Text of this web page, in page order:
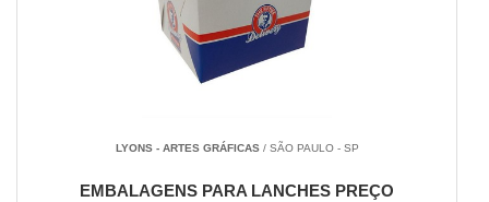
LYONS - ARTES GRÁFICAS/ SÃO PAULO - SP
EMBALAGENS PARA LANCHES PREÇO